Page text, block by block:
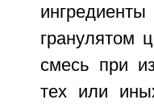
гранулятом
смесь при
тех или